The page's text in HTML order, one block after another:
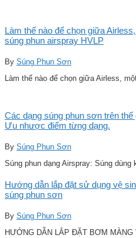
Làm thế nào để chọn giữa
súng phun airspray HVLP
By Súng Phun Sơn
Làm thế nào để chọn giữa Airless,
Các dạng súng phun sơn trên
Ưu nhược điểm từng dạng.
By Súng Phun Sơn
Súng phun dạng Airspray: Súng
Hướng dẫn lắp đặt sử dụng vệ
súng phun sơn
By Súng Phun Sơn
HƯỚNG DẪN LẮP ĐẶT BƠM